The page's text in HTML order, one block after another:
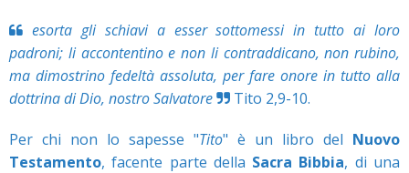
esorta gli schiavi a esser sottomessi in tutto ai loro
padroni; li accontentino e non li contraddicano, non rubino,
ma dimostrino fedeltà assoluta, per fare onore in tutto alla
dottrina di Dio, nostro Salvatore
Tito 2,9-10.
Per chi non lo sapesse "Tito" è un libro del Nuovo
Testamento, facente parte della Sacra Bibbia, di una